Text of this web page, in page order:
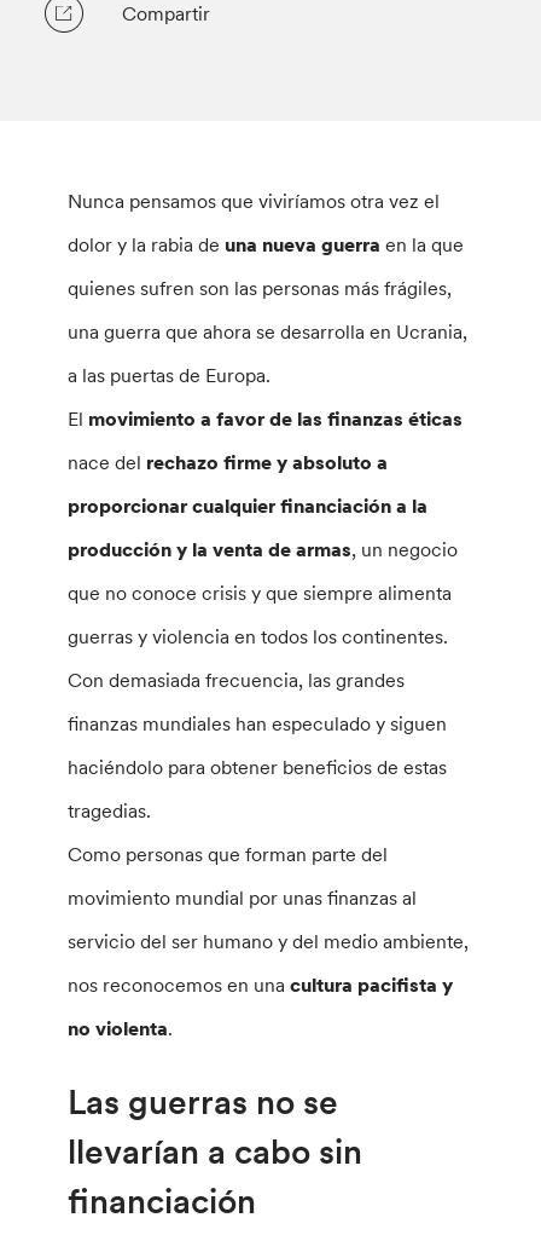
Compartir
Nunca pensamos que viviríamos otra vez el
dolor y la rabia de una nueva guerra en la que
quienes sufren son las personas más frágiles,
una guerra que ahora se desarrolla en Ucrania,
a las puertas de Europa.
El movimiento a favor de las finanzas éticas
nace del rechazo firme y absoluto a
proporcionar cualquier financiación a la
producción y la venta de armas, un negocio
que no conoce crisis y que siempre alimenta
guerras y violencia en todos los continentes.
Con demasiada frecuencia, las grandes
finanzas mundiales han especulado y siguen
haciéndolo para obtener beneficios de estas
tragedias.
Como personas que forman parte del
movimiento mundial por unas finanzas al
servicio del ser humano y del medio ambiente,
nos reconocemos en una cultura pacifista y
no violenta.
Las guerras no se
llevarían a cabo sin
financiación